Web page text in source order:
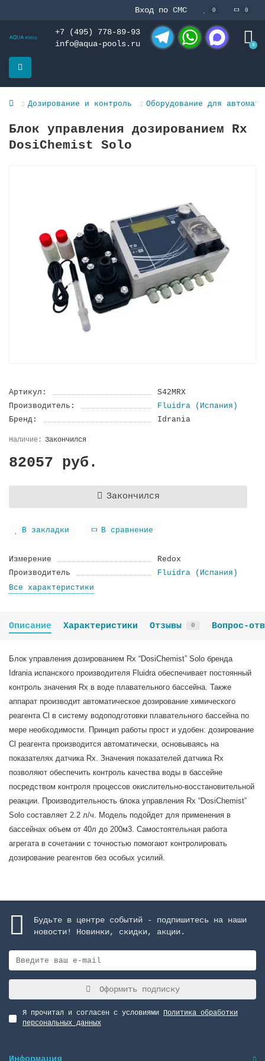
Вход по СМС 0 0
+7 (495) 778-89-93
info@aqua-pools.ru
0
Дозирование и контроль Оборудование для
Блок управления дозированием Rx
DosiChemist Solo
Артикул:
S42MRX
Производитель:
Fluidra (Испания)
Бренд:
Idrania
Закончился
82057 руб.
Закончился
В закладки В сравнение
Измерение
Redox
Производитель
Fluidra (Испания)
Все характеристики
Описание Характеристики Отзывы 0 Вопрос-
Блок управления дозированием Rx “DosiChemist” Solo бренда
Idrania испанского производителя Fluidra обеспечивает постоянный
контроль значения Rx в воде плавательного бассейна. Также
аппарат производит автоматическое дозирование химического
реагента Cl в систему водоподготовки плавательного бассейна по
мере необходимости. Принцип работы прост и удобен: дозирование
Cl реагента производится автоматически, основываясь на
показателях датчика Rx. Значения показателей датчика Rx
позволяют обеспечить контроль качества воды в бассейне
посредством контроля процессов окислительно-восстановительной
реакции. Производительность блока управления Rx “DosiChemist”
Solo составляет 2.2 л/ч. Модель подойдет для применения в
бассейнах объем от 40л до 200м3. Самостоятельная работа
агрегата в сочетании с точностью помогают контролировать
дозирование реагентов без особых усилий.
Будьте в центре событий - подпишитесь на наши
новости! Новинки, скидки, акции.
Оформить подписку
Я прочитал и согласен с условиями Политика обработки
персональных данных